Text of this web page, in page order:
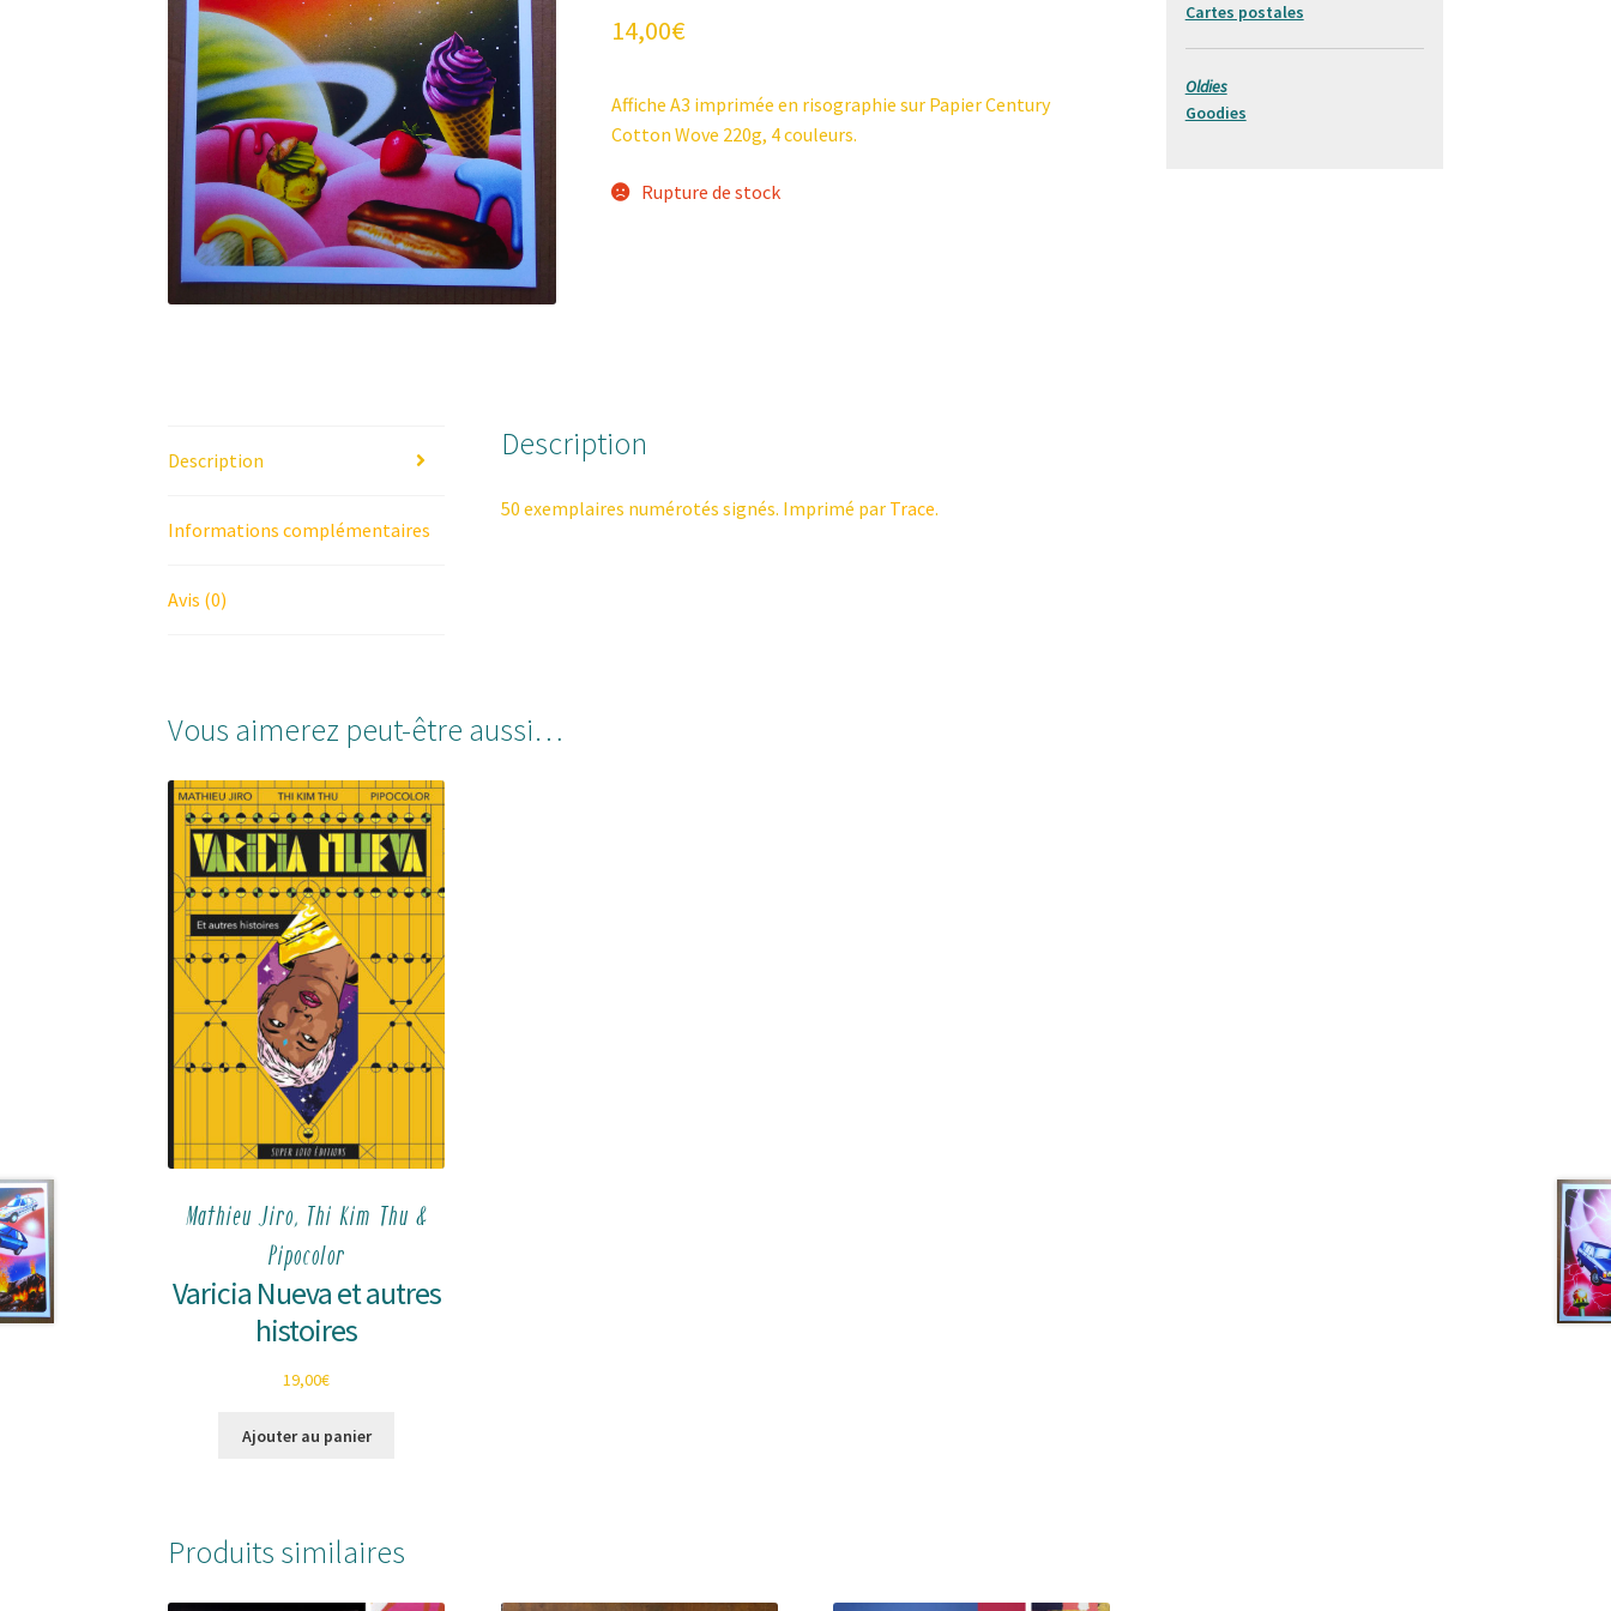
14,00€
Affiche A3 imprimée en risographie sur Papier Century
Cotton Wove 220g, 4 couleurs.
Rupture de stock
Description
Informations complémentaires
Avis (0)
Description
50 exemplaires numérotés signés. Imprimé par Trace.
Vous aimerez peut-être aussi…
Mathieu Jiro, Thi Kim Thu &
Pipocolor
Varicia Nueva et autres
histoires
19,00€
Ajouter au panier
Produits similaires
Cartes postales
Oldies
Goodies